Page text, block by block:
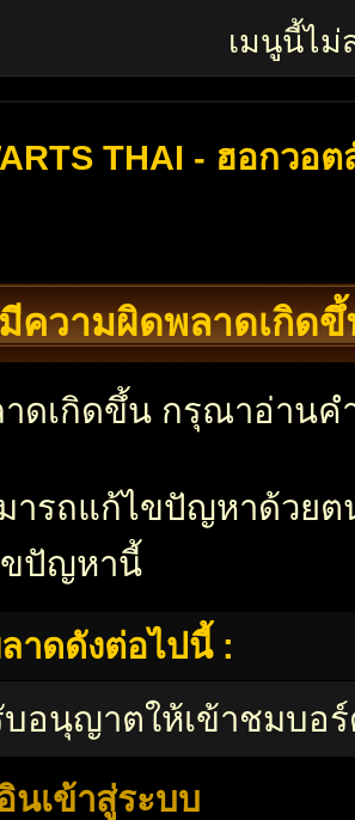
เมนูนี้ไม่
THAI - ฮอกวอต
วามผิดพลาดเกิดขึ้
ดเกิดขึ้น กรุณาอ่านค
ารถแก้ไขปัญหาด้วย
ขปัญหานี้
าดดังต่อไปนี้ :
อนุญาตให้เข้าชมบอ
เข้าสู่ระบบ